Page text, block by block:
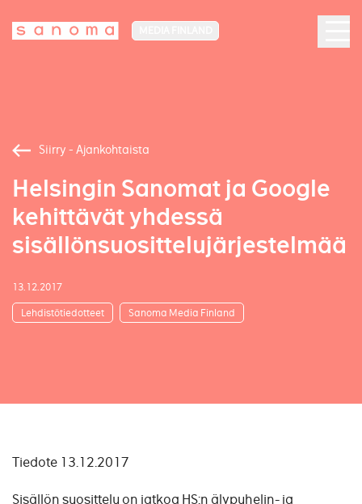
Siirry - Ajankohtaista
Helsingin Sanomat ja Google
kehittävät yhdessä
sisällönsuosittelujärjestelmää
13.12.2017
Lehdistötiedotteet Sanoma Media Finland
Tiedote 13.12.2017
Sisällön suosittelu on jatkoa HS:n älypuhelin- ja